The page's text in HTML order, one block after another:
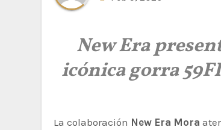
New Era
icónica gorra
La colaboración New Era Mora